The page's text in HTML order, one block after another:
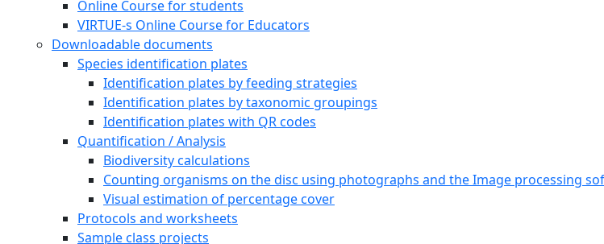
Online Course for students
VIRTUE-s Online Course for Educators
Downloadable documents
Species identification plates
Identification plates by feeding strategies
Identification plates by taxonomic groupings
Identification plates with QR codes
Quantification / Analysis
Biodiversity calculations
Counting organisms on the disc using photographs and the Image processing
Visual estimation of percentage cover
Protocols and worksheets
Sample class projects